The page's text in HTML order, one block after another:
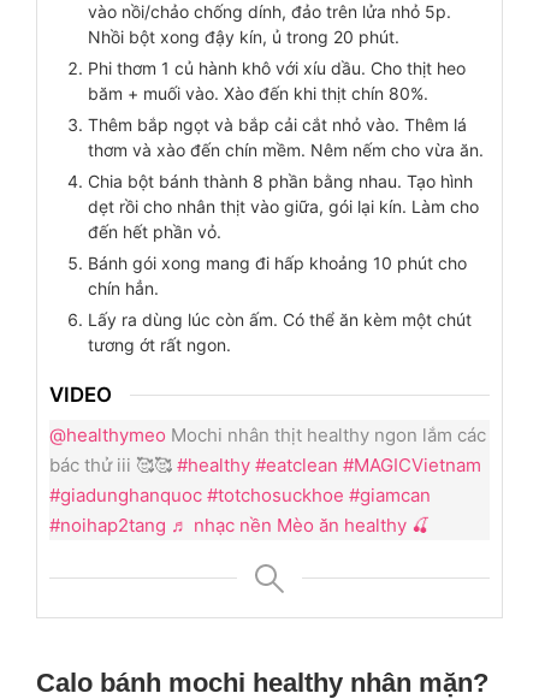
vào nồi/chảo chống dính, đảo trên lửa nhỏ 5p.
Nhồi bột xong đậy kín, ủ trong 20 phút.
Phi thơm 1 củ hành khô với xíu dầu. Cho thịt heo
băm + muối vào. Xào đến khi thịt chín 80%.
Thêm bắp ngọt và bắp cải cắt nhỏ vào. Thêm lá
thơm và xào đến chín mềm. Nêm nếm cho vừa ăn.
Chia bột bánh thành 8 phần bằng nhau. Tạo hình
dẹt rồi cho nhân thịt vào giữa, gói lại kín. Làm cho
đến hết phần vỏ.
Bánh gói xong mang đi hấp khoảng 10 phút cho
chín hẳn.
Lấy ra dùng lúc còn ấm. Có thể ăn kèm một chút
tương ớt rất ngon.
VIDEO
@healthymeo Mochi nhân thịt healthy ngon lắm các
bác thử iii 🥰🥰 #healthy #eatclean #MAGICVietnam
#giadunghanquoc #totchosuckhoe #giamcan
#noihap2tang ♬ nhạc nền Mèo ăn healthy 🍒
Calo bánh mochi healthy nhân mặn?